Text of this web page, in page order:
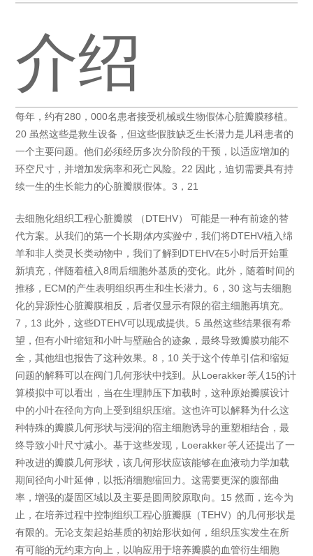
介绍
每年，约有280，000名患者接受机械或生物假体心脏瓣膜移植。
20 虽然这些是救生设备，但这些假肢缺乏生长潜力是儿科患者的
一个主要问题。他们必须经历多次分阶段的干预，以适应增加的
环空尺寸，并增加发病率和死亡风险。22 因此，迫切需要具有持
续一生的生长能力的心脏瓣膜假体。3，21
去细胞化组织工程心脏瓣膜 （DTEHV） 可能是一种有前途的替
代方案。从我们的第一个长期体内实验中 ，我们将DTEHV植入绵
羊和非人类灵长类动物中，我们了解到DTEHV在5小时后开始重
新填充，伴随着植入8周后细胞外基质的变化。此外，随着时间的
推移，ECM的产生表明组织再生和生长潜力。6，30 这与去细胞
化的异源性心脏瓣膜相反，后者仅显示有限的宿主细胞再填充。
7，13 此外，这些DTEHV可以现成提供。5 虽然这些结果很有希
望，但有小叶缩短和小叶与壁融合的迹象，最终导致瓣膜功能不
全，其他组也报告了这种效果。8，10 关于这个传单引信和缩短
问题的解释可以在阀门几何形状中找到。从Loerakker等人 15的计
算模拟中可以看出，当在生理肺压下加载时，这种原始瓣膜设计
中的小叶在径向方向上受到组织压缩。这也许可以解释为什么这
种特殊的瓣膜几何形状与浸润的宿主细胞诱导的重塑相结合，最
终导致小叶尺寸减小。基于这些发现，Loerakker等人还提出了一
种改进的瓣膜几何形状，该几何形状应该能够在血液动力学加载
期间径向小叶延伸，以抵消细胞缩回力。这需要更深的腹部曲
率，增强的凝固区域以及主要是圆周胶原取向。15 然而，迄今为
止，在培养过程中控制组织工程心脏瓣膜（TEHV）的几何形状是
有限的。无论支架起始基质的初始形状如何，组织压实发生在所
有可能的无约束方向上，以响应用于培养瓣膜的血管衍生细胞